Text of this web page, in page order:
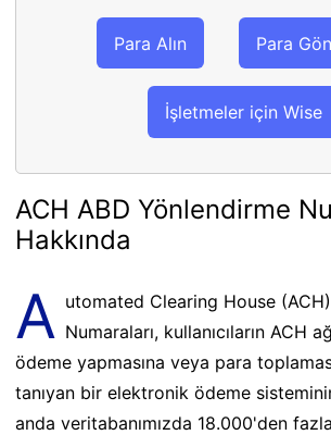
Para Alın Para
İşletmeler için Wise
ACH ABD Yönlendirme
Hakkında
A utomated Clearing House
Numaraları, kullanıcıların ACH
ödeme yapmasına veya para
tanıyan bir elektronik ödeme
anda veritabanımızda 18.000'den